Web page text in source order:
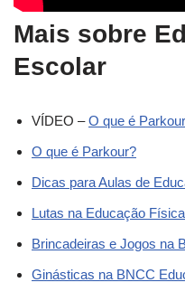
Mais sobre
Escolar
VÍDEO –O que é
O que é Parkour?
Dicas para Aulas de
Lutas na Educação
Brincadeiras e Jogos na
Ginásticas na BNCC